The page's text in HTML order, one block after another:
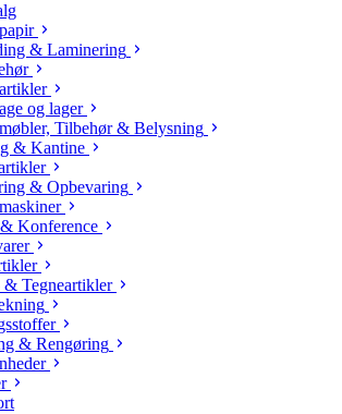
& Laminering
og lager
Tilbehør & Belysning
& Kantine
& Opbevaring
Konference
& Tegneartikler
& Rengøring